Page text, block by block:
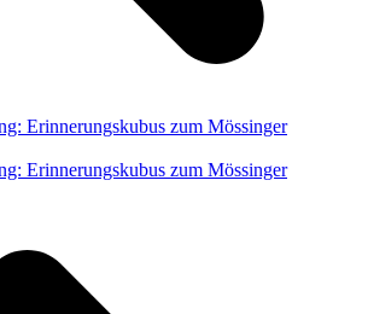
Erinnerungskubus zum Mössinger
Erinnerungskubus zum Mössinger